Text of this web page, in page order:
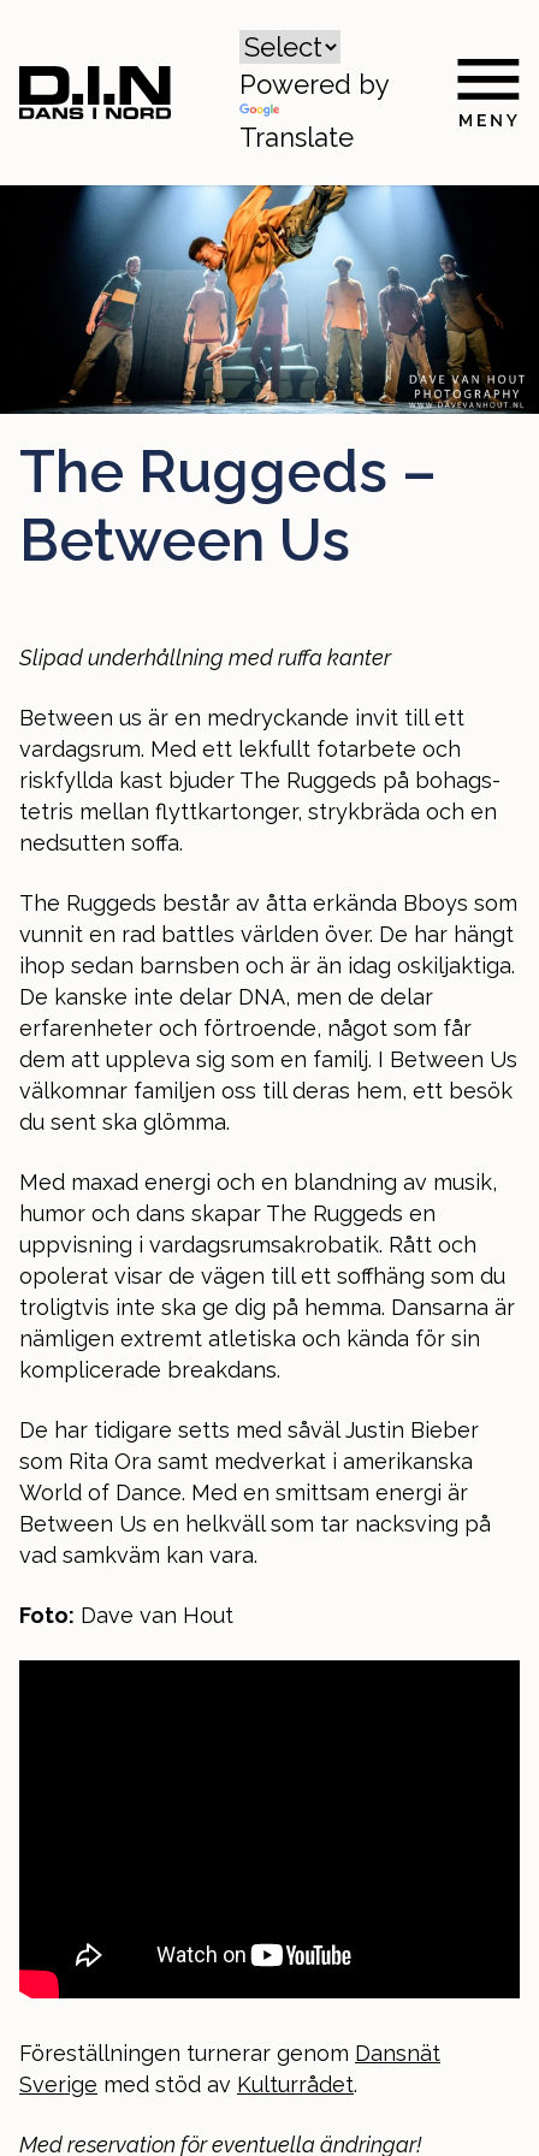
Powered by
Translate
The Ruggeds –
Between Us
Slipad underhållning med ruffa kanter
Between us är en medryckande invit till ett
vardagsrum. Med ett lekfullt fotarbete och
riskfyllda kast bjuder The Ruggeds på bohags-
tetris mellan flyttkartonger, strykbräda och en
nedsutten soffa.
The Ruggeds består av åtta erkända Bboys som
vunnit en rad battles världen över. De har hängt
ihop sedan barnsben och är än idag oskiljaktiga.
De kanske inte delar DNA, men de delar
erfarenheter och förtroende, något som får
dem att uppleva sig som en familj. I Between Us
välkomnar familjen oss till deras hem, ett besök
du sent ska glömma.
Med maxad energi och en blandning av musik,
humor och dans skapar The Ruggeds en
uppvisning i vardagsrumsakrobatik. Rått och
opolerat visar de vägen till ett soffhäng som du
troligtvis inte ska ge dig på hemma. Dansarna är
nämligen extremt atletiska och kända för sin
komplicerade breakdans.
De har tidigare setts med såväl Justin Bieber
som Rita Ora samt medverkat i amerikanska
World of Dance. Med en smittsam energi är
Between Us en helkväll som tar nacksving på
vad samkväm kan vara.
Foto: Dave van Hout
Föreställningen turnerar genom Dansnät
Sverige med stöd av Kulturrådet.
Med reservation för eventuella ändringar!